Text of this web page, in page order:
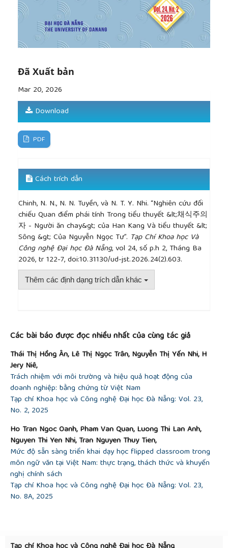
Đã Xuất bản
Mar 20, 2026
Download
PDF
Cách trích dẫn
Chinh, N. N., N. N. Tuyền, và N. T. Y. Nhi. “Nghiên cứu đối
chiếu Quan điểm phái tính Trong tiểu thuyết &lt;채식주의
자 - Người ăn chay&gt; của Han Kang Và tiểu thuyết &lt;
Sông &gt; Của Nguyễn Ngọc Tư”. Tạp Chí Khoa học Và
Công nghệ Đại học Đà Nẵng, vol 24, số p.h 2, Tháng Ba
2026, tr 122-7, doi:10.31130/ud-jst.2026.24(2).603.
Thêm các định dạng trích dẫn khác
Các bài báo được đọc nhiều nhất của cùng tác giả
Thái Thị Hồng Ân, Lê Thị Ngọc Trân, Nguyễn Thị Yến Nhi, H
Jery Niê,
Trách nhiệm với môi trường và hiệu quả hoạt động của
doanh nghiệp: bằng chứng từ Việt Nam
Tạp chí Khoa học và Công nghệ Đại học Đà Nẵng: Vol. 23,
No. 2, 2025
Ho Tran Ngoc Oanh, Pham Van Quan, Luong Thi Lan Anh,
Nguyen Thi Yen Nhi, Tran Nguyen Thuy Tien,
Mức độ sẵn sàng triển khai dạy học flipped classroom trong
môn ngữ văn tại Việt Nam: thực trạng, thách thức và khuyến
nghị chính sách
Tạp chí Khoa học và Công nghệ Đại học Đà Nẵng: Vol. 23,
No. 8A, 2025